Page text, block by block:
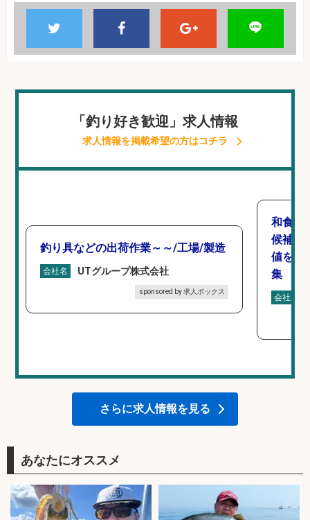
「釣り好き歓迎」求人情報
求人情報を掲載希望の方はコチラ
釣り具などの出荷作業～～/工場/製造
会社名 UTグループ株式会社
sponsored by 求人ボックス
和食,
候補/
値を上
集
会社名
さらに求人情報を見る
あなたにオススメ